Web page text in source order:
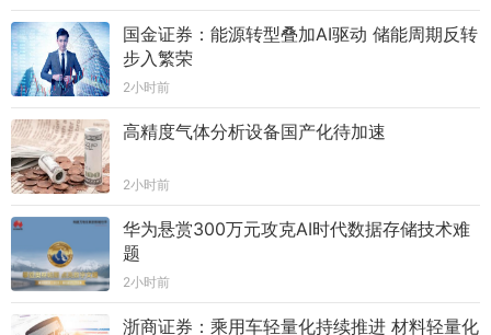
国金证券：能源转型叠加AI驱动 储能周期反转
步入繁荣
2小时前
高精度气体分析设备国产化待加速
2小时前
华为悬赏300万元攻克AI时代数据存储技术难
题
2小时前
浙商证券：乘用车轻量化持续推进 材料轻量化